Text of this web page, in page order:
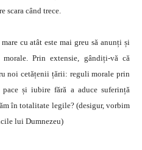
scara când trece.
cu atât este mai greu să anunți și
Prin extensie, gândiți-vă că
noi cetățenii țării: reguli morale prin
și iubire fără a aduce suferință
în totalitate legile? (desigur, vorbim
lui Dumnezeu)